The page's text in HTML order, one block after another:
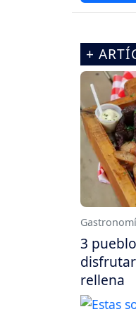
+
3
rellena